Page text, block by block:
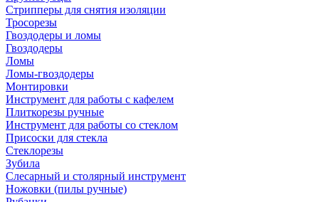
Стрипперы для снятия изоляции
Тросорезы
Гвоздодеры и ломы
Гвоздодеры
Ломы
Ломы-гвоздодеры
Монтировки
Инструмент для работы с кафелем
Плиткорезы ручные
Инструмент для работы со стеклом
Присоски для стекла
Стеклорезы
Зубила
Слесарный и столярный инструмент
Ножовки (пилы ручные)